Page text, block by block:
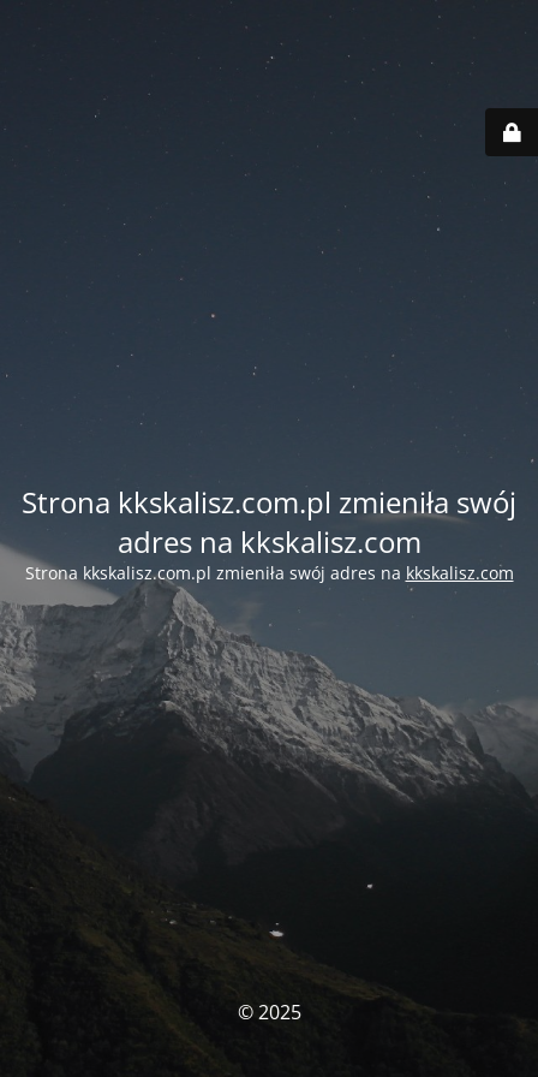
Strona kkskalisz.com.pl zmieniła swój
adres na kkskalisz.com
Strona kkskalisz.com.pl zmieniła swój adres na kkskalisz.com
© 2025